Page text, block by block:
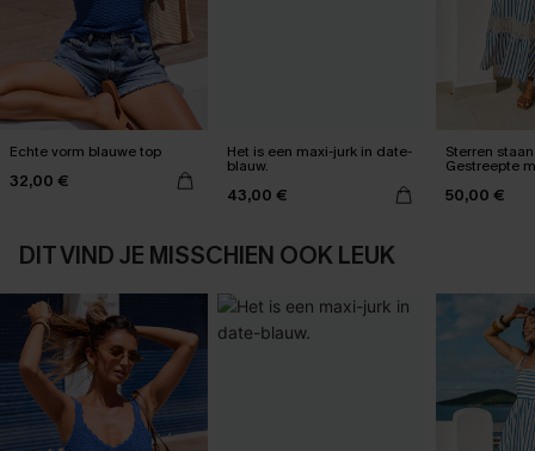
Echte vorm blauwe top
32,00 €
Het is een maxi-jurk in date-
blauw.
43,00 €
Sterren
Gestreepte
50,00 €
DIT VIND JE MISSCHIEN OOK LEUK